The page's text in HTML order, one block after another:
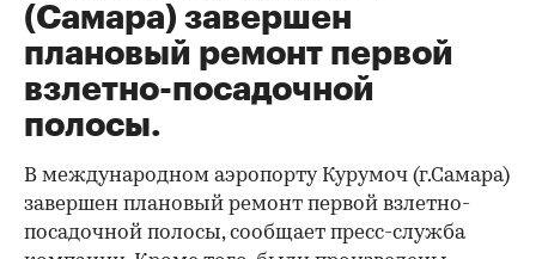
(Самара) завершен
плановый ремонт первой
взлетно-посадочной
полосы.
В международном аэропорту Курумоч (г.Самара)
завершен плановый ремонт первой взлетно-
посадочной полосы, сообщает пресс-служба